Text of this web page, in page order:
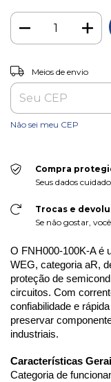
Entregas para o CEP:
Meios de envio
Não sei meu CEP
Compra
Seus dados
Trocas e
Se não gostar,
O FNH000-100K-A é
WEG, categoria aR,
proteção de
circuitos. Com
confiabilidade e
preservar
industriais.
Características
Categoria de